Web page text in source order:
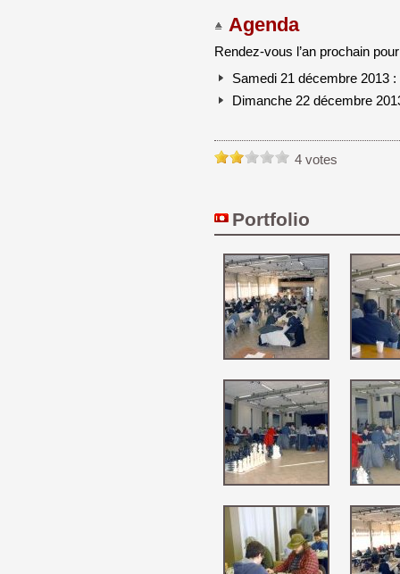
Agenda
Rendez-vous l’an prochain
Samedi 21 décembre 2013
Dimanche 22 décembre
4 votes
Portfolio